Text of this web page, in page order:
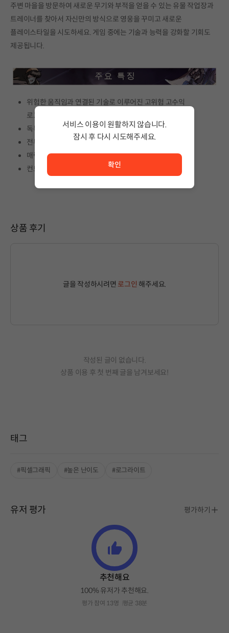
주변 마을을 방문하여 새로운 무기와 부적을 얻을 수 있는 유물 작업장과
트레이너를 찾아서 자신만의 방식으로 영웅을 꾸미고 새로운
플레이스타일을 시도하세요. 게임 중에는 기술과 능력을 강화할 기회도
제공됩니다.
위험한 움직임과 연결된 기술로 이루어진 고위험 고수익
로그라이트 게임플레이
독특한 쿨다운 없는 전투 시스템
전투 상황을 바꾸고 위험을 증가시키는 원소 폭풍
매력적인 지역 디자인의 아름다운 픽셀 아트
컨트롤러 완벽 지원
상품 후기
글을 작성하시려면 로그인 해주세요.
작성된 글이 없습니다.
상품 이용 후 첫 번째 글을 남겨보세요!
태그
#픽셀그래픽 #높은 난이도 #로그라이트
유저 평가 평가하기
추천해요
100% 유저가 추천해요.
평가 참여 13명 평균 38분
서비스 이용이 원활하지 않습니다.
잠시 후 다시 시도해주세요.
확인